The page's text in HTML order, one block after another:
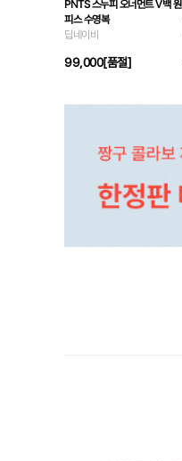
PNTS 스누피 오너먼트 V백 원
피스 수영복
딥네이비
99,000[품절]